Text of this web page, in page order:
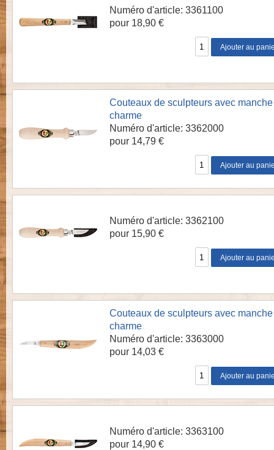
Numéro d'article: 3361100
pour 18,90 €
Couteaux de sculpteurs avec
charme
Numéro d'article: 3362000
pour 14,79 €
Numéro d'article: 3362100
pour 15,90 €
Couteaux de sculpteurs avec
charme
Numéro d'article: 3363000
pour 14,03 €
Numéro d'article: 3363100
pour 14,90 €